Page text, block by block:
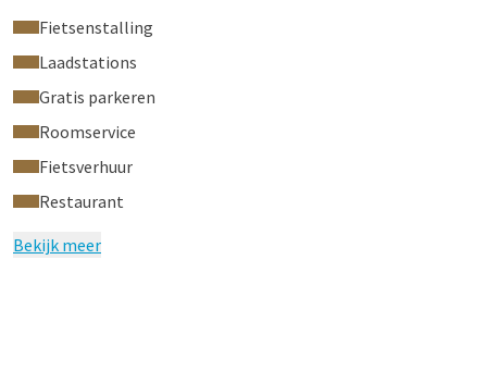
Fietsenstalling
Laadstations
Gratis parkeren
Roomservice
Fietsverhuur
Restaurant
Bekijk meer